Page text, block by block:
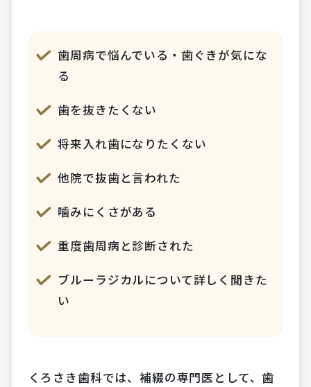
歯周病で悩んでいる・歯ぐきが気にな
る
歯を抜きたくない
将来入れ歯になりたくない
他院で抜歯と言われた
噛みにくさがある
重度歯周病と診断された
ブルーラジカルについて詳しく聞きた
い
くろさき歯科では、補綴の専門医として、歯